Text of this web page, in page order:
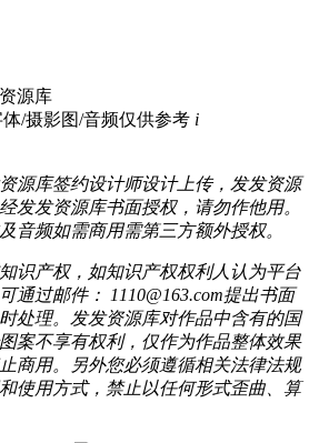
源库
/摄影图/音频仅供参考 i
源库签约设计师设计上传，发发资源
发发资源库书面授权，请勿作他用。
音频如需商用需第三方额外授权。
识产权，如知识产权权利人认为平台
通过邮件： 1110@163.com提出书面
处理。发发资源库对作品中含有的国
案不享有权利，仅作为作品整体效果
商用。另外您必须遵循相关法律法规
使用方式，禁止以任何形式歪曲、算